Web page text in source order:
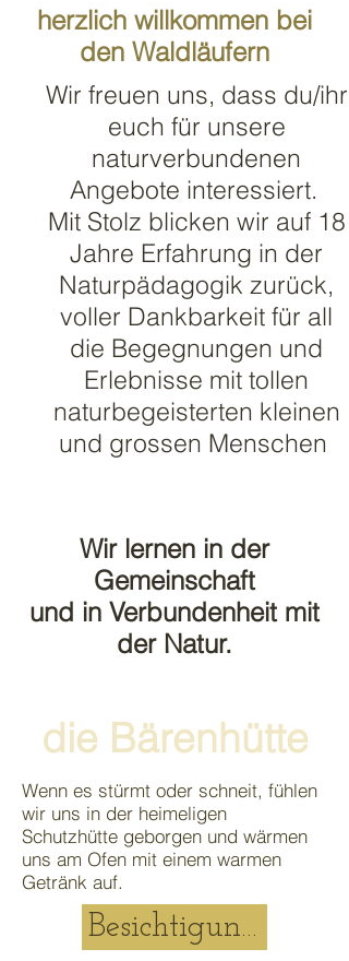
herzlich willkommen bei
den Waldläufern
Wir freuen uns, dass du/ihr
euch für unsere
naturverbundenen
Angebote interessiert.
Mit Stolz blicken wir auf 18
Jahre Erfahrung in der
Naturpädagogik zurück,
voller Dankbarkeit für all
die Begegnungen und
Erlebnisse mit tollen
naturbegeisterten kleinen
und grossen Menschen
Wir lernen in der
Gemeinschaft
und in Verbundenheit mit
der Natur.
Sich als Teil der Natur zu
erleben, schenkt
Selbstvertrauen und
Zuversicht für alle weiteren
Lebensschritte.
die Bärenhütte
Wenn es stürmt oder schneit, fühlen
wir uns in der heimeligen
Schutzhütte geborgen und wärmen
uns am Ofen mit einem warmen
Getränk auf.
Besichtigungstour